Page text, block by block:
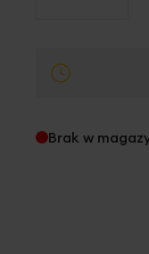
Brak w